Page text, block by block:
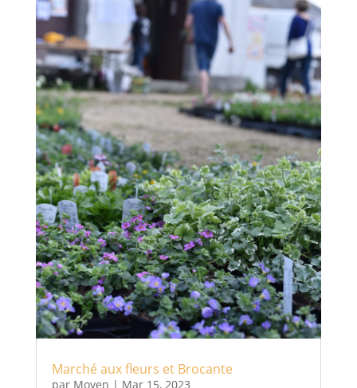
Marché aux fleurs et Brocante
par Moyen | Mar 15, 2023